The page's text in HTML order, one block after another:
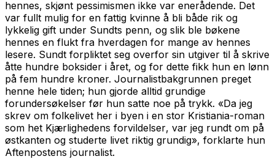
hennes, skjønt pessimismen ikke var enerådende. Det
var fullt mulig for en fattig kvinne å bli både rik og
lykkelig gift under Sundts penn, og slik ble bøkene
hennes en flukt fra hverdagen for mange av hennes
lesere. Sundt forpliktet seg overfor sin utgiver til å skrive
åtte hundre boksider i året, og for dette fikk hun en lønn
på fem hundre kroner. Journalistbakgrunnen preget
henne hele tiden; hun gjorde alltid grundige
forundersøkelser før hun satte noe på trykk. «Da jeg
skrev om folkelivet her i byen i en stor Kristiania-roman
som het Kjærlighedens forvildelser, var jeg rundt om på
østkanten og studerte livet riktig grundig», forklarte hun
Aftenpostens journalist.